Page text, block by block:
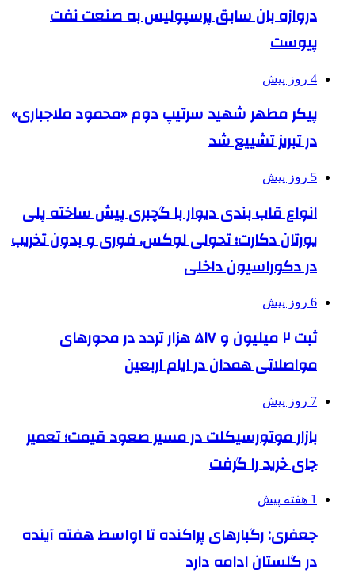
دروازه بان سابق پرسپولیس به صنعت نفت
پیوست
4 روز پیش
پیکر مطهر شهید سرتیپ دوم «محمود ملاجباری»
در تبریز تشییع شد
5 روز پیش
انواع قاب بندی دیوار با گچبری پیش ساخته پلی
یورتان دکارت؛ تحولی لوکس، فوری و بدون تخریب
در دکوراسیون داخلی
6 روز پیش
ثبت ۲ میلیون و ۵۱۷ هزار تردد در محورهای
مواصلاتی همدان در ایام اربعین
7 روز پیش
بازار موتورسیکلت در مسیر صعود قیمت؛ تعمیر
جای خرید را گرفت
1 هفته پیش
جعفری: رگبارهای پراکنده تا اواسط هفته آینده
در گلستان ادامه دارد